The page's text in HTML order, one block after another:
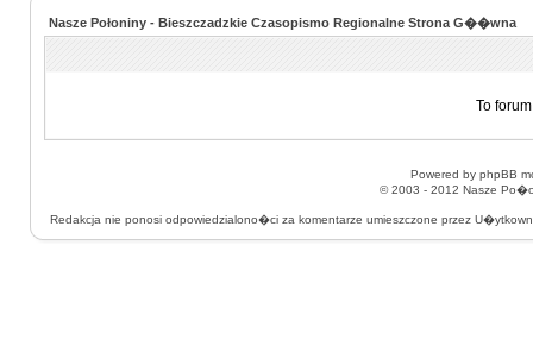
Nasze Połoniny - Bieszczadzkie Czasopismo Regionalne Strona G��wna
To
Powered by phpBB
© 2003 - 2012 Nasze
Redakcja nie ponosi odpowiedzialono�ci za komentarze umieszczone przez